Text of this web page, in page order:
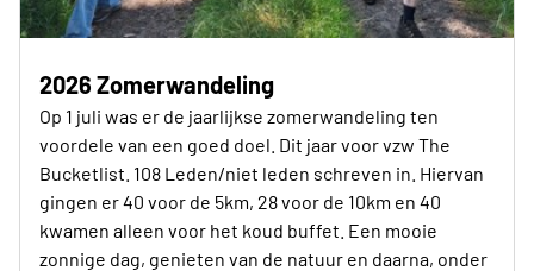
2026 Zomerwandeling
Op 1 juli was er de jaarlijkse zomerwandeling ten
voordele van een goed doel. Dit jaar voor vzw The
Bucketlist. 108 Leden/niet leden schreven in. Hiervan
gingen er 40 voor de 5km, 28 voor de 10km en 40
kwamen alleen voor het koud buffet. Een mooie
zonnige dag, genieten van de natuur en daarna, onder